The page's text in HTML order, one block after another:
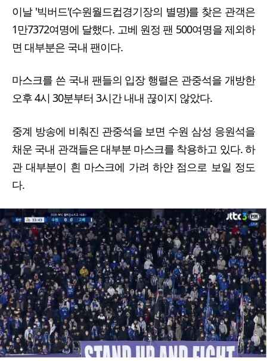
이날 '빅버드'(수원월드컵경기장의 별명)를 찾은 관객은
1만7372여명에 달했다. 고베 원정 팬 500여명을 제외하
면 대부분은 국내 팬이다.
마스크를 쓴 국내 팬들의 입장 행렬은 관중석을 개방한
오후 4시 30분부터 3시간 내내 끊이지 않았다.
중계 방송에 비춰진 관중석을 보면 수원 삼성 응원석을
채운 국내 관객들은 대부분 마스크를 착용하고 있다. 하
관 대부분이 흰 마스크에 가려 하얀 점으로 보일 정도
다.